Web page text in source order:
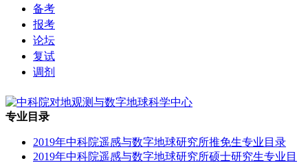
备考
报考
论坛
复试
调剂
专业目录
2019年中科院遥感与数字地球研究所推免生专业目录
2019年中科院遥感与数字地球研究所硕士研究生专业目